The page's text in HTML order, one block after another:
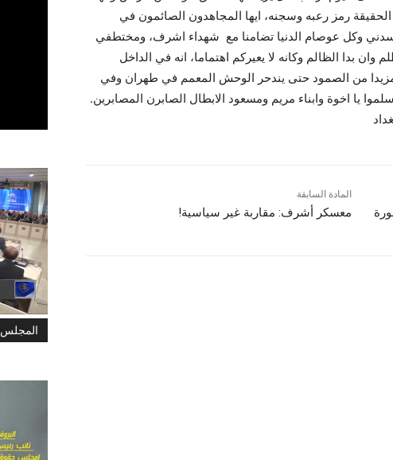
المجلس
رمز رعبه وسجنه، ايها المجاهدون الصائمون في
وكل عوصام الدنيا تضامنا مع شهداء اشرف، ومختطفي
بدا الظالم وكانه لا يعيركم اهتماما، انه في الداخل
من الصمود حتى يندحر الوحش المعمم في طهران وفي
يا اخوة وابناء مريم ومسعود الابطال الصابرن المصابرين.
المادة السابقة
معسكر أشرف: مقاربة غير سياسية!